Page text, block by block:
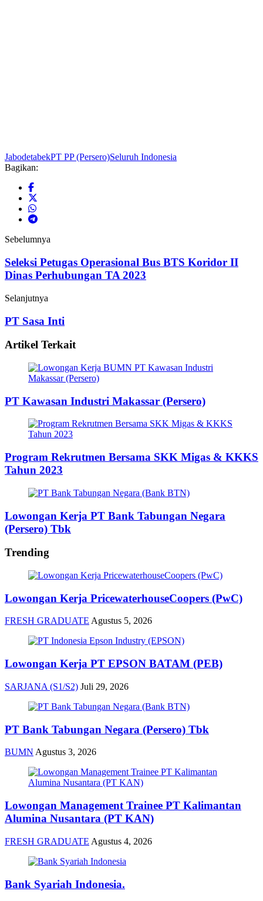
JabodetabekPT PP (Persero)Seluruh Indonesia
Bagikan:
Sebelumnya
Seleksi Petugas Operasional Bus BTS Koridor II
Dinas Perhubungan TA 2023
Selanjutnya
PT Sasa Inti
Artikel Terkait
PT Kawasan Industri Makassar (Persero)
Program Rekrutmen Bersama SKK Migas & KKKS
Tahun 2023
Lowongan Kerja PT Bank Tabungan Negara
(Persero) Tbk
Trending
Lowongan Kerja PricewaterhouseCoopers (PwC)
FRESH GRADUATE Agustus 5, 2026
Lowongan Kerja PT EPSON BATAM (PEB)
SARJANA (S1/S2) Juli 29, 2026
PT Bank Tabungan Negara (Persero) Tbk
BUMN Agustus 3, 2026
Lowongan Management Trainee PT Kalimantan
Alumina Nusantara (PT KAN)
FRESH GRADUATE Agustus 4, 2026
Bank Syariah Indonesia.